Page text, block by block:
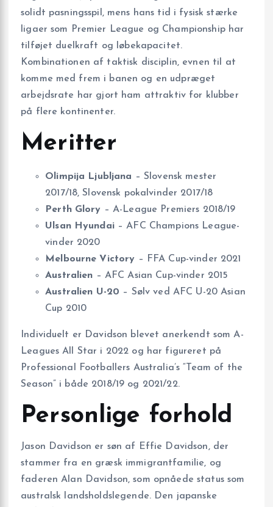
solidt pasningsspil, mens hans tid i fysisk stærke
ligaer som Premier League og Championship har
tilføjet duelkraft og løbekapacitet.
Kombinationen af taktisk disciplin, evnen til at
komme med frem i banen og en udpræget
arbejdsrate har gjort ham attraktiv for klubber
på flere kontinenter.
Meritter
Olimpija Ljubljana – Slovensk mester
2017/18, Slovensk pokalvinder 2017/18
Perth Glory – A-League Premiers 2018/19
Ulsan Hyundai– AFC Champions League-
vinder 2020
Melbourne Victory – FFA Cup-vinder 2021
Australien – AFC Asian Cup-vinder 2015
Australien U-20 – Sølv ved AFC U-20 Asian
Cup 2010
Individuelt er Davidson blevet anerkendt som A-
Leagues All Star i 2022 og har figureret på
Professional Footballers Australia’s “Team of the
Season” i både 2018/19 og 2021/22.
Personlige forhold
Jason Davidson er søn af Effie Davidson, der
stammer fra en græsk immigrantfamilie, og
faderen Alan Davidson, som opnåede status som
australsk landsholdslegende. Den japanske